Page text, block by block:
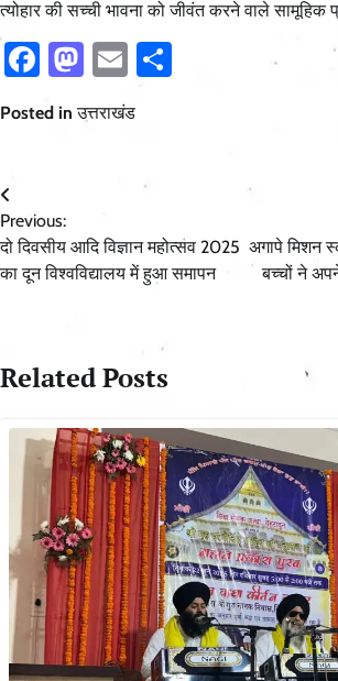
त्योहार की सच्ची भावना को जीवंत करने वाले सामूहिक
Facebook
Mastodon
Email
Posted inउत्तराखंड
Post
navigation
Previous:
दो दिवसीय आदि विज्ञान महोत्सव 2025
का दून विश्वविद्यालय में हुआ समापन
अगापे मिशन
बच्चों ने
Related Posts